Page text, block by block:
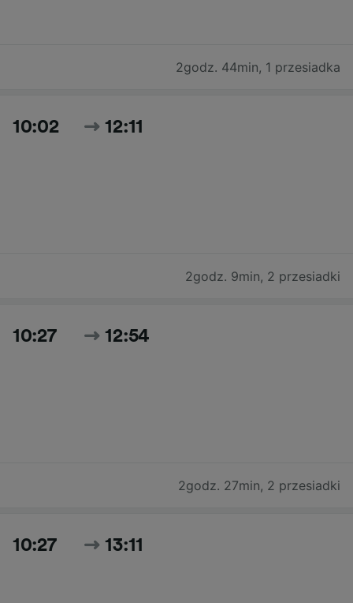
2godz. 44min, 1 przesiadka
10:02 12:11
2godz. 9min, 2 przesiadki
10:27 12:54
2godz. 27min, 2 przesiadki
10:27 13:11